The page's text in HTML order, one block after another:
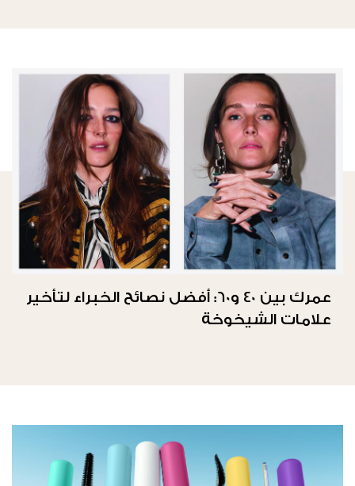
عمرك بين 40 و60: أفضل نصائح الخبراء لتأخير
علامات الشيخوخة